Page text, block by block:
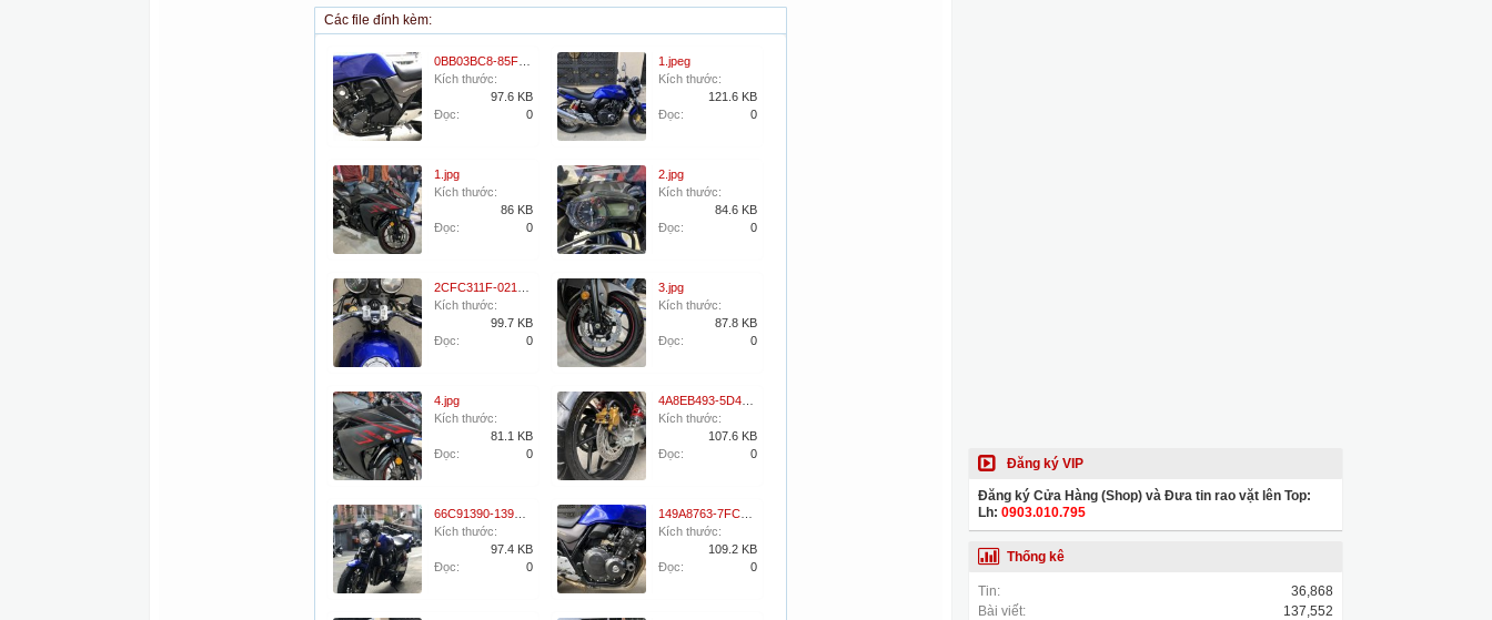
Các file đính kèm:
Kích thước:
97.6 KB
Đọc:
0
1.jpeg
Kích thước:
121.6 KB
Đọc:
0
1.jpg
Kích thước:
86 KB
Đọc:
0
2.jpg
Kích thước:
84.6 KB
Đọc:
0
Kích thước:
99.7 KB
Đọc:
0
3.jpg
Kích thước:
87.8 KB
Đọc:
0
4.jpg
Kích thước:
81.1 KB
Đọc:
0
Kích thước:
107.6 KB
Đọc:
0
Kích thước:
97.4 KB
Đọc:
0
Kích thước:
109.2 KB
Đọc:
0
Đăng ký VIP
Đăng ký Cửa Hàng (Shop) và Đưa tin rao vặt lên Top:
Lh: 0903.010.795
Thống kê
Tin:
36,868
Bài viết:
137,552